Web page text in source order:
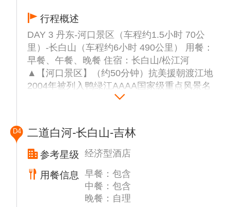
彭德怀、毛岸英、邱少云、黄继光等众多英模
塑像。
▲【安东老街】（游览约0.5小时）建筑外形
主要参照丹东二十世纪二、三十年代老街号建
筑形式，复制了一部分标志建筑、老街名在项
目里，采用了民国时期主要建筑符号做外墙及
街景装饰，是集怀旧观光、经典美食、旅游购
行程概述
DAY 3 丹东-河口景区（车程约1.5小时 70公
里）-长白山（车程约6小时 490公里） 用餐：
早餐、午餐、晚餐 住宿：长白山/松江河
▲【河口景区】（约50分钟）抗美援朝渡江地
2004年被列入鸭绿江AAAA国家级重点风景名
胜区，这里是鸭绿江沿线景色最优美的地方，
▲【河口农家菜】品尝午餐
▲【虎山长城外观】远观万里长城的最东端起
点，天然奇景“睡观音”
▲【中朝边界一步跨】（约15分钟）感受两国
近在咫尺，却又远在天涯的异国风情。中朝水
路边界最近的地方。
D4 二道白河-长白山-吉林
参考星级 经济型酒店
用餐信息
早餐：包含
中餐：包含
晚餐：自理